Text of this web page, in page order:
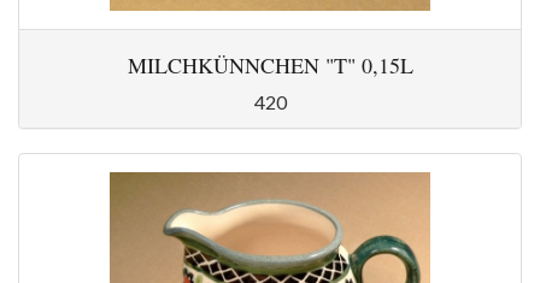
MILCHKÜNNCHEN "T" 0,15L
420